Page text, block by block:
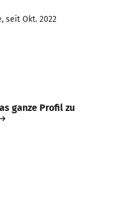
seit Okt. 2022
ganze Profil zu